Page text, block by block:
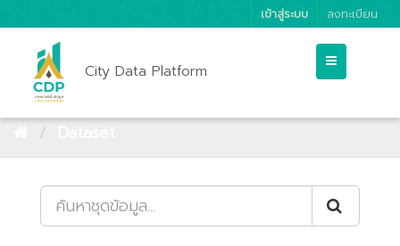
เข้าสู่ระบบ ลงทะเบียน
City Data Platform